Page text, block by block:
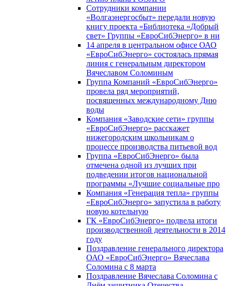
Сотрудники компании
«Волгаэнергосбыт» передали новую
книгу проекта «Библиотека «Добрый
свет» Группы «ЕвроСибЭнерго» в ни
14 апреля в центральном офисе ОАО
«ЕвроСибЭнерго» состоялась прямая
линия с генеральным директором
Вячеславом Соломиным
Группа Компаний «ЕвроСибЭнерго»
провела ряд мероприятий,
посвященных международному Дню
воды
Компания «Заводские сети» группы
«ЕвроСибЭнерго» расскажет
нижегородским школьникам о
процессе производства питьевой вод
Группа «ЕвроСибЭнерго» была
отмечена одной из лучших при
подведении итогов национальной
программы «Лучшие социальные про
Компания «Генерация тепла» группы
«ЕвроСибЭнерго» запустила в работу
новую котельную
ГК «ЕвроСибЭнерго» подвела итоги
производственной деятельности в 2014
году
Поздравление генерального директора
ОАО «ЕвроСибЭнерго» Вячеслава
Соломина с 8 марта
Поздравление Вячеслава Соломина с